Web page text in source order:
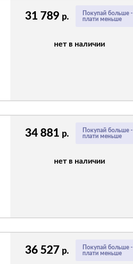
Покупай больше -
плати меньше
31 789 р.
нет в наличии
Покупай больше -
плати меньше
34 881 р.
нет в наличии
Покупай больше -
плати меньше
36 527 р.